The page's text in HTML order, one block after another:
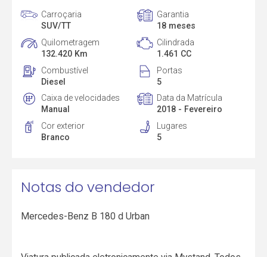
Carroçaria
SUV/TT
Garantia
18 meses
Quilometragem
132.420 Km
Cilindrada
1.461 CC
Combustível
Diesel
Portas
5
Caixa de velocidades
Manual
Data da Matrícula
2018 - Fevereiro
Cor exterior
Branco
Lugares
5
Notas do vendedor
Mercedes-Benz B 180 d Urban